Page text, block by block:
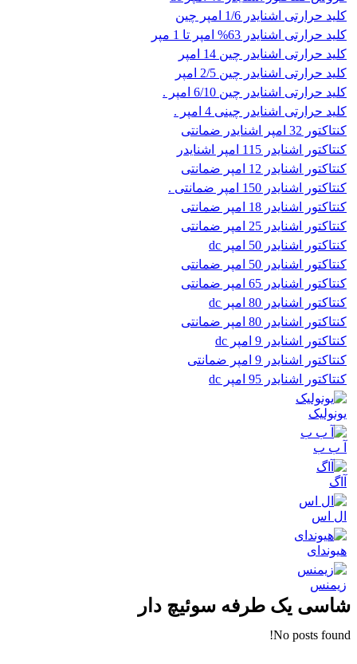
کلید حرارتی اشنایدر 1/6 امپر چین
کلید حرارتی اشنایدر 63% امپر تا 1 مپر
کلید حرارتی اشنایدر چین 14 امپر
کلید حرارتی اشنایدر چین 2/5 امپر
کلید حرارتی اشنایدر چین 6/10 امپر .
کلید حرارتی اشنایدر چینی 4 امپر .
کنتاکتور 32 امپر اشنایدر ضمانتی
کنتاکتور اشنایدر 115 امپر اشنایدر
کنتاکتور اشنایدر 12 امپر ضمانتی
کنتاکتور اشنایدر 150 امپر ضمانتی .
کنتاکتور اشنایدر 18 امپر ضمانتی
کنتاکتور اشنایدر 25 امپر ضمانتی
کنتاکتور اشنایدر 50 امپر dc
کنتاکتور اشنایدر 50 امپر ضمانتی
کنتاکتور اشنایدر 65 امپر ضمانتی
کنتاکتور اشنایدر 80 امپر dc
کنتاکتور اشنایدر 80 امپر ضمانتی
کنتاکتور اشنایدر 9 امپر dc
کنتاکتور اشنایدر 9 امپر ضمانتی
کنتاکتور اشنایدر 95 امپر dc
یونولیک
آ ب ب
آاگ
ال اس
هیوندای
زیمنس
شاسی یک طرفه سوئیچ دار
No posts found!